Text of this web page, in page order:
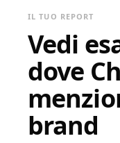
IL TUO REPORT
Vedi
dove
brand